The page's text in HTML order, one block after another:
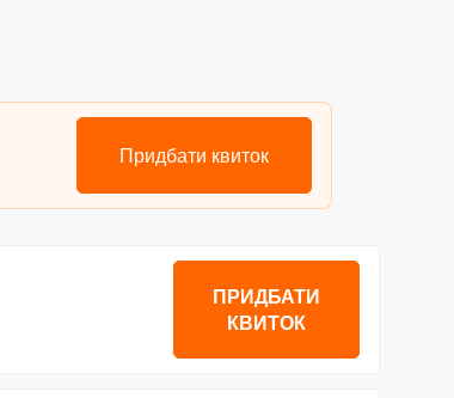
Придбати квиток
ПРИДБАТИ
КВИТОК